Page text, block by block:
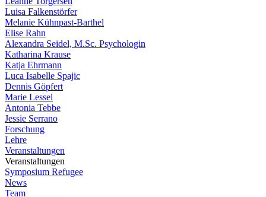
Luisa Falkenstörfer
Melanie Kühnpast-Barthel
Elise Rahn
Alexandra Seidel, M.Sc. Psychologin
Katharina Krause
Katja Ehrmann
Luca Isabelle Spajic
Dennis Göpfert
Marie Lessel
Antonia Tebbe
Jessie Serrano
Forschung
Lehre
Veranstaltungen
Veranstaltungen
Symposium Refugee
News
Team